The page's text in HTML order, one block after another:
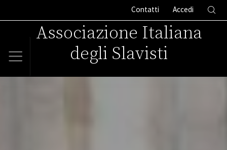
Contatti Accedi
Associazione Italiana
degli Slavisti